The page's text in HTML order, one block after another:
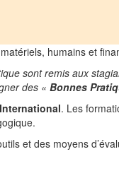
humains et
sont remis aux
des « Bonnes
. Les
et des moyens